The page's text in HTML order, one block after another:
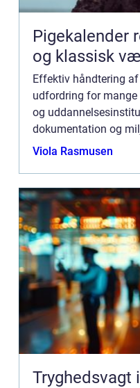
Pigekalender reklame, blikfang
og klassisk
Effektiv håndtering
udfordring for mange
og
dokumentation og
for år, og fejl kan bå...
Viola Rasmusen
Tryghedsvagt